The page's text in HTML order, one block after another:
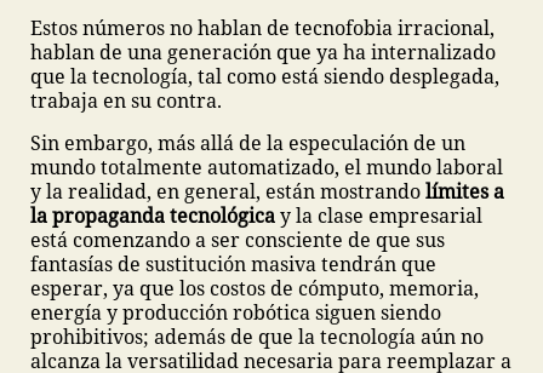
Estos números no hablan de tecnofobia irracional,
hablan de una generación que ya ha internalizado
que la tecnología, tal como está siendo desplegada,
trabaja en su contra.
Sin embargo, más allá de la especulación de un
mundo totalmente automatizado, el mundo laboral
y la realidad, en general, están mostrandolímites a
la propaganda tecnológicay la clase empresarial
está comenzando a ser consciente de que sus
fantasías de sustitución masiva tendrán que
esperar, ya que los costos de cómputo, memoria,
energía y producción robótica siguen siendo
prohibitivos; además de que la tecnología aún no
alcanza la versatilidad necesaria para reemplazar a